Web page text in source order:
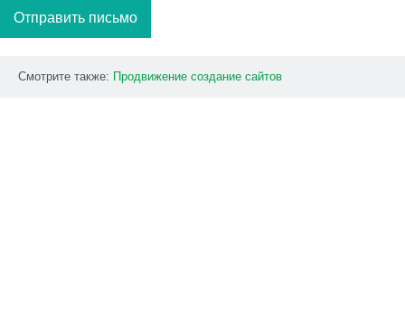
Отправить письмо
Смотрите также: Продвижение создание сайтов